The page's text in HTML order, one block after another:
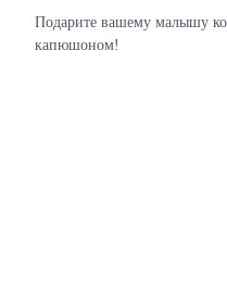
Подарите вашему малышу
капюшоном!